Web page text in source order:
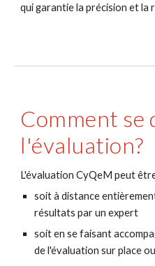
qui garantie la précision et la
Comment se
l'évaluation?
L'évaluation CyQeM peut
soit à distance
résultats par un expert
soit en se faisant
de l'évaluation sur place